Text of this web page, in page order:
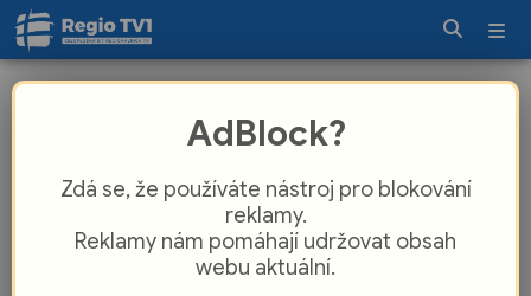
které jste dříve zažít nemohli,
a mnoho dalšího
AdBlock?
Zdá se, že používáte nástroj pro blokování
reklamy.
Reklamy nám pomáhají udržovat obsah
webu aktuální.